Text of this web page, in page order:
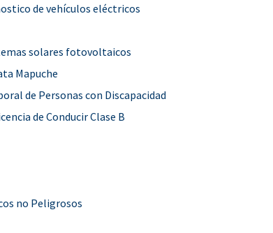
de vehículos eléctricos
solares fotovoltaicos
Mapuche
de Personas con Discapacidad
de Conducir Clase B
no Peligrosos